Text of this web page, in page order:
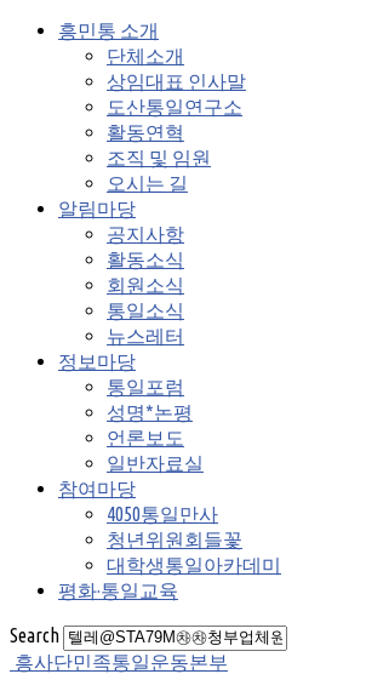
흥민통 소개
단체소개
상임대표 인사말
도산통일연구소
활동연혁
조직 및 임원
오시는 길
알림마당
공지사항
활동소식
회원소식
통일소식
뉴스레터
정보마당
통일포럼
성명*논평
언론보도
일반자료실
참여마당
4050통일만사
청년위원회들꽃
대학생통일아카데미
평화·통일교육
Search
흥사단민족통일운동본부